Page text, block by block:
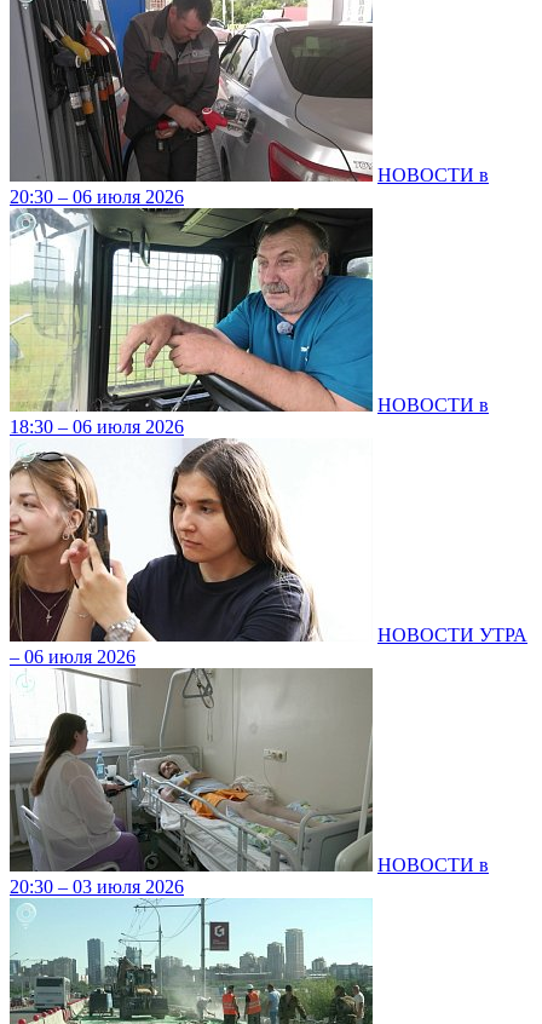
НОВОСТИ в
20:30 – 06 июля 2026
НОВОСТИ в
18:30 – 06 июля 2026
НОВОСТИ УТРА
– 06 июля 2026
НОВОСТИ в
20:30 – 03 июля 2026